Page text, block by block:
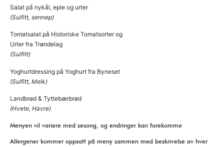
Salat på nykål, eple og urter
(Sulfitt, sennep)
Tomatsalat på Historiske Tomatsorter og
Urter fra Trøndelag
(Sulfitt)
Yoghurtdressing på Yoghurt fra Byneset
(Sulfitt, Melk)
Landbrød & Tyttebærbrød
(Hvete, Havre)
Menyen vil variere med sesong, og endringer kan forekomme
Allergener kommer oppsatt på meny sammen med beskrivelse av hver